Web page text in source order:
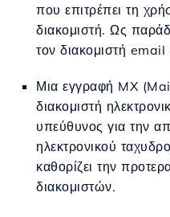
που επιτρέπει τη
διακομιστή. Ως
τον διακομιστή
Μια εγγραφή MX
διακομιστή
υπεύθυνος για την
ηλεκτρονικού
καθορίζει την
διακομιστών.